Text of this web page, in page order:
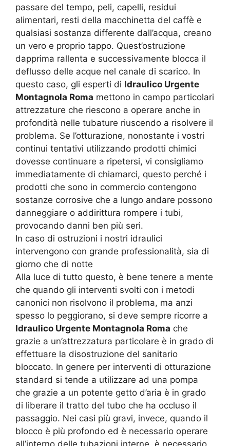
passare del tempo, peli, capelli, residui
alimentari, resti della macchinetta del caffè e
qualsiasi sostanza differente dall’acqua, creano
un vero e proprio tappo. Quest’ostruzione
dapprima rallenta e successivamente blocca il
deflusso delle acque nel canale di scarico. In
questo caso, gli esperti di Idraulico Urgente
Montagnola Roma mettono in campo particolari
attrezzature che riescono a operare anche in
profondità nelle tubature riuscendo a risolvere il
problema. Se l’otturazione, nonostante i vostri
continui tentativi utilizzando prodotti chimici
dovesse continuare a ripetersi, vi consigliamo
immediatamente di chiamarci, questo perché i
prodotti che sono in commercio contengono
sostanze corrosive che a lungo andare possono
danneggiare o addirittura rompere i tubi,
provocando danni ben più seri.
In caso di ostruzioni i nostri idraulici
intervengono con grande professionalità, sia di
giorno che di notte
Alla luce di tutto questo, è bene tenere a mente
che quando gli interventi svolti con i metodi
canonici non risolvono il problema, ma anzi
spesso lo peggiorano, si deve sempre ricorre a
Idraulico Urgente Montagnola Roma che
grazie a un’attrezzatura particolare è in grado di
effettuare la disostruzione del sanitario
bloccato. In genere per interventi di otturazione
standard si tende a utilizzare ad una pompa
che grazie a un potente getto d’aria è in grado
di liberare il tratto del tubo che ha occluso il
passaggio. Nei casi più gravi, invece, quando il
blocco è più profondo ed è necessario operare
all’interno delle tubazioni interne, è necessario